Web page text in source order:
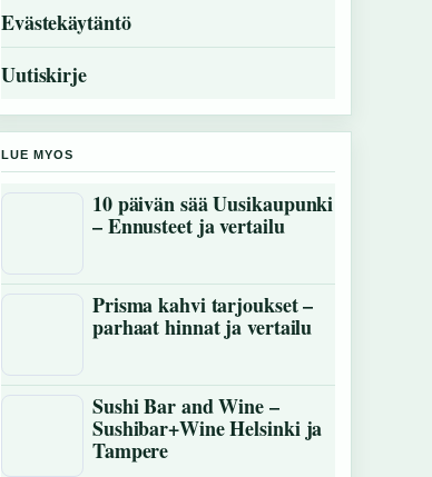
Evästekäytäntö
Uutiskirje
LUE MYOS
10 päivän sää Uusikaupunki
– Ennusteet ja vertailu
Prisma kahvi tarjoukset –
parhaat hinnat ja vertailu
Sushi Bar and Wine –
Sushibar+Wine Helsinki ja
Tampere